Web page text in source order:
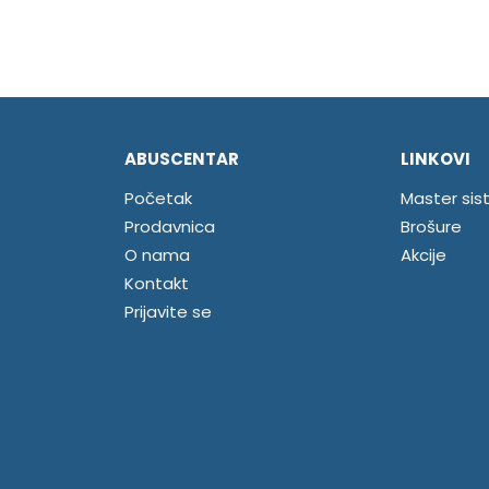
ABUSCENTAR
Početak
Prodavnica
O nama
Kontakt
Prijavite se
LINKOVI
Master
Brošure
Akcije